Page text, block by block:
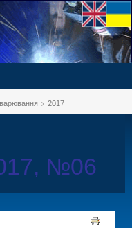
2017
№06